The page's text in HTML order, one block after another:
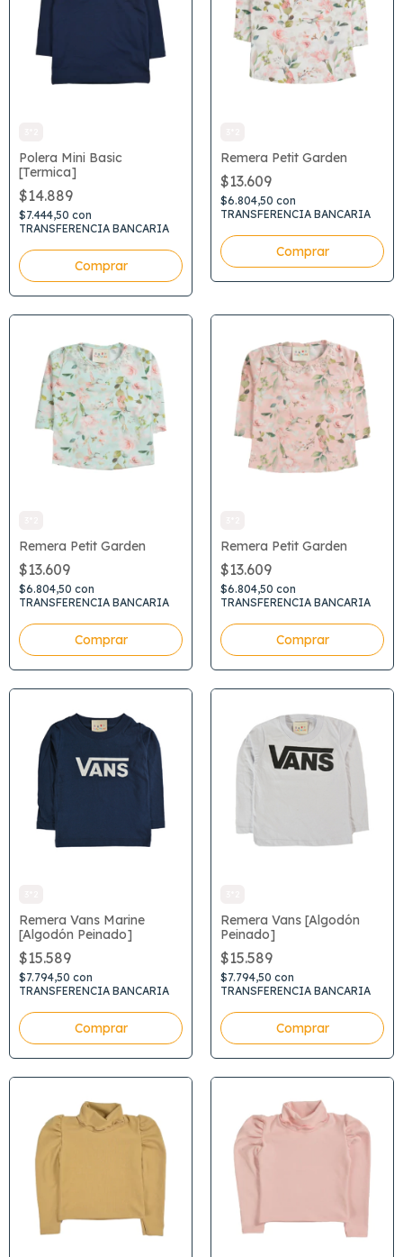
Polera Mini Basic
[Termica]
$14.889
$7.444,50 con
TRANSFERENCIA BANCARIA
Comprar
Remera Petit Garden
$13.609
$6.804,50 con
TRANSFERENCIA BANCARIA
Comprar
Remera Petit Garden
$13.609
$6.804,50 con
TRANSFERENCIA BANCARIA
Comprar
Remera Petit Garden
$13.609
$6.804,50 con
TRANSFERENCIA BANCARIA
Comprar
Remera Vans Marine
[Algodón Peinado]
$15.589
$7.794,50 con
TRANSFERENCIA BANCARIA
Comprar
Remera Vans [Algodón
Peinado]
$15.589
$7.794,50 con
TRANSFERENCIA BANCARIA
Comprar